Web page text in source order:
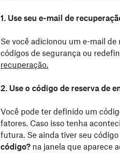
1. Use seu e-mail de
Se você adicionou um e-mail
códigos de segurança ou
recuperação.
2. Use o código de reserva de
Você pode ter definido um
fatores. Caso isso tenha
futura. Se ainda tiver seu
código? na janela que aparece